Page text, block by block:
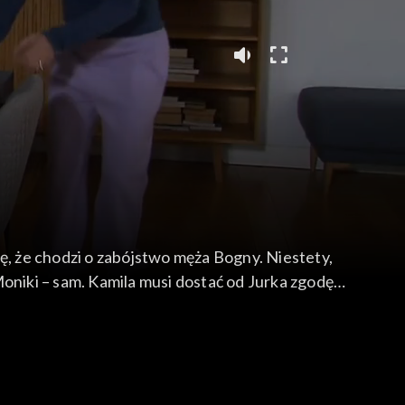
że chodzi o zabójstwo męża Bogny. Niestety,
– sam. Kamila musi dostać od Jurka zgodę
brata. Darek wraca dzisiaj do pracy do Irlandii.
samotnych...